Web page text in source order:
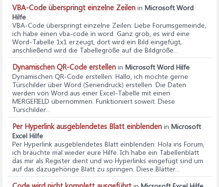
VBA-Code überspringt einzelne Zeilen in Microsoft Word
Hilfe
VBA-Code überspringt einzelne Zeilen: Liebe Forumsgemeinde,
ich habe einen vba-code in word. Ganz grob, es wird eine
Word-Tabelle 1x1 erzeugt, dort wird ein Bild eingefügt,
anschließend wird die Tabellegröße auf die Bildgröße...
Dynamischen QR-Code erstellen in Microsoft Word Hilfe
Dynamischen QR-Code erstellen: Hallo, ich möchte gerne
Türschilder über Word (Seriendruck) erstellen. Die Daten
werden von Word aus einer Excel-Tabelle mit einen
MERGEFIELD übernommen. Funktioniert soweit. Diese
Türschilder...
Per Hyperlink ausgeblendetes Blatt einblenden in Microsoft
Excel Hilfe
Per Hyperlink ausgeblendetes Blatt einblenden: Hola ins Forum,
ich bräuchte mal wieder eure Hilfe. Ich habe ein Tabellenblatt
das mir als Register dient und wo Hyperlinks eingefügt sind um
auf das dazugehörige Blatt zu springen. Diese Blätter...